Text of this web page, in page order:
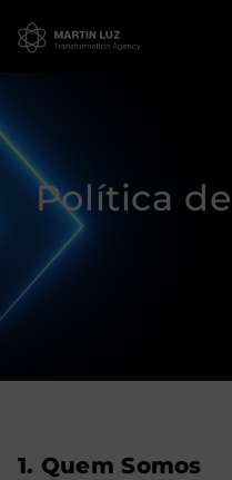
Política
1. Quem Somos